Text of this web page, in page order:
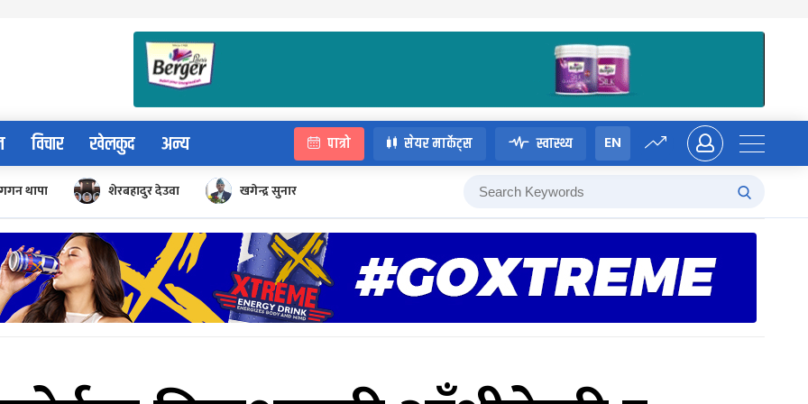
विचार खेलकुद अन्य पात्रो सेयर मार्केट्स स्वास्थ्य EN
गगन थापा शेरबहादुर देउवा खगेन्द्र सुनार